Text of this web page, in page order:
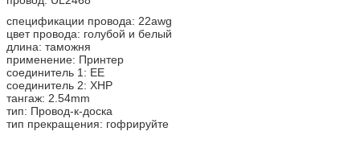
спецификации провода: 22awg
цвет провода: голубой и белый
длина: таможня
применение: Принтер
соединитель 1: ЕЕ
соединитель 2: XHP
тангаж: 2.54mm
тип: Провод-к-доска
тип прекращения: гофрируйте